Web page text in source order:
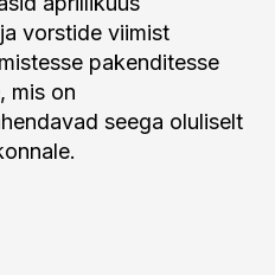
vorstide viimist
pakenditesse
mis on
seega oluliselt